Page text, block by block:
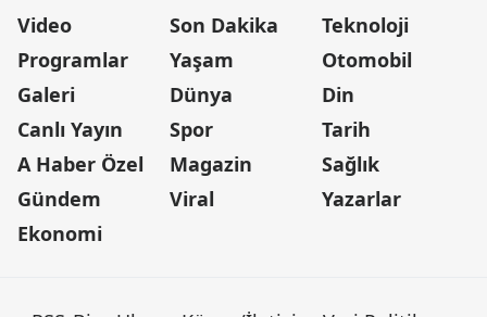
Video
Programlar
Galeri
Canlı Yayın
A Haber Özel
Gündem
Ekonomi
Son Dakika
Yaşam
Dünya
Spor
Magazin
Viral
Teknoloji
Otomobil
Din
Tarih
Sağlık
Yazarlar